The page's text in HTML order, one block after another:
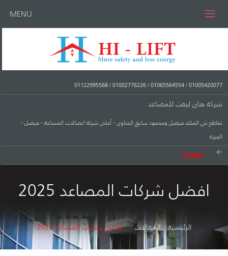
MENU
01005420077
/
01065564554
/
01002776226
/
01122995568
شركة هاى ليفت للمصاعد
تقاطع ش الملك فيصل ومحمود سابق الحناوى - أعلى شركة اتصالات المساحة - فيصل -
الجيزة
English
افضل شركات المصاعد 2025
الرئيسية المقالات افضل شركات المصاعد 2025